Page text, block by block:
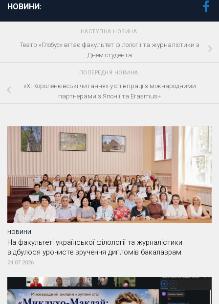
НОВИНИ:
НАСТУПНА НОВИНА
Театр «Глобус» вітає факультет філології та журналістики з
Днем студента
ПОПЕРЕДНЯ НОВИНА
«ХІ Короленківські читання» у співпраці з міжнародними
партнерами з Японії та Erasmus+
НОВИНИ
На факультеті української філології та журналістики
відбулося урочисте вручення дипломів бакалаврам
24.07.2026